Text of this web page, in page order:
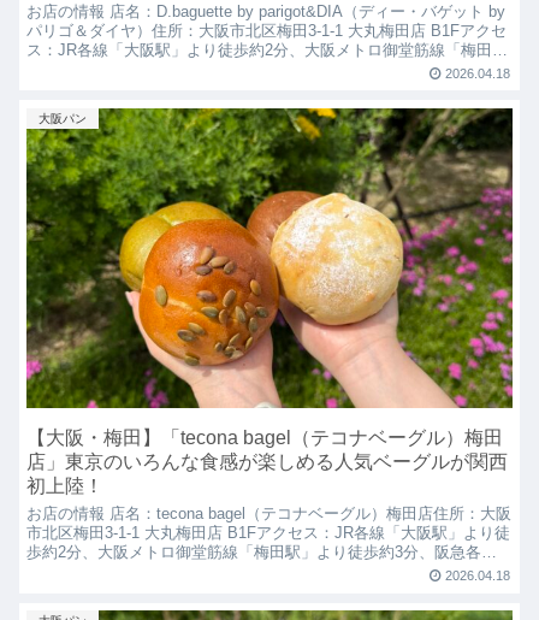
お店の情報 店名：D.baguette by parigot&DIA（ディー・バゲット by
パリゴ＆ダイヤ）住所：大阪市北区梅田3-1-1 大丸梅田店 B1Fアクセ
ス：JR各線「大阪駅」より徒歩約2分、大阪メトロ御堂筋線「梅田
2026.04.18
大阪パン
【大阪・梅田】「tecona bagel（テコナベーグル）梅田
店」東京のいろんな食感が楽しめる人気ベーグルが関西
初上陸！
お店の情報 店名：tecona bagel（テコナベーグル）梅田店住所：大阪
市北区梅田3-1-1 大丸梅田店 B1Fアクセス：JR各線「大阪駅」より徒
歩約2分、大阪メトロ御堂筋線「梅田駅」より徒歩約3分、阪急各線
2026.04.18